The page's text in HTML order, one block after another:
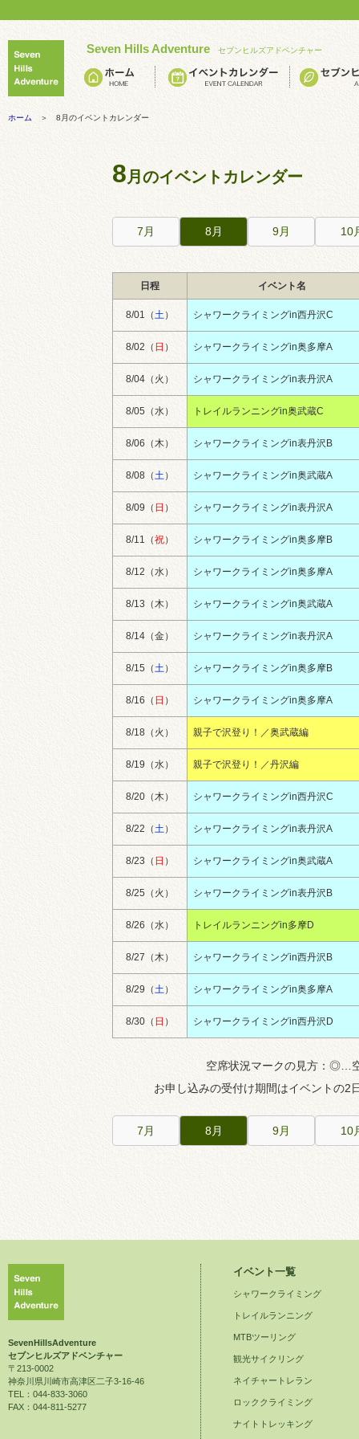
Seven Hills Adventure セブンヒルズアドベンチャー
ホーム ＞ 8月のイベントカレンダー
8月のイベントカレンダー
7月 8月 9月 10
日程 イベント名
8/01（土） シャワークライミングin西丹沢C
8/02（ 日 ） シャワークライミングin奥多摩A
8/04（火） シャワークライミングin表丹沢A
8/05（水） トレイルランニングin奥武蔵C
8/06（木） シャワークライミングin表丹沢B
8/08（土） シャワークライミングin奥武蔵A
8/09（ 日 ） シャワークライミングin表丹沢A
8/11（祝） シャワークライミングin奥多摩B
8/12（水） シャワークライミングin奥多摩A
8/13（木） シャワークライミングin奥武蔵A
8/14（金） シャワークライミングin表丹沢A
8/15（土） シャワークライミングin奥多摩B
8/16（ 日 ） シャワークライミングin奥多摩A
8/18（火） 親子で沢登り！／奥武蔵編
8/19（水） 親子で沢登り！／丹沢編
8/20（木） シャワークライミングin西丹沢C
8/22（土） シャワークライミングin表丹沢A
8/23（ 日 ） シャワークライミングin奥武蔵A
8/25（火） シャワークライミングin表丹沢B
8/26（水） トレイルランニングin多摩D
8/27（木） シャワークライミングin西丹沢B
8/29（土） シャワークライミングin奥多摩A
8/30（ 日 ） シャワークライミングin西丹沢D
空席状況マークの見方：
お申し込みの受付け期間はイベントの2
7月 8月 9月 10
SevenHillsAdventure
セブンヒルズアドベンチャー
〒213-0002
神奈川県川崎市高津区二子3-16-46
TEL：044-833-3060
FAX：044-811-5277
イベント一覧
シャワークライミング
トレイルランニング
MTBツーリング
観光サイクリング
ネイチャートレラン
ロッククライミング
ナイトトレッキング